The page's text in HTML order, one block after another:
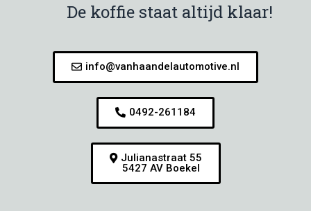
De koffie staat altijd klaar!
info@vanhaandelautomotive.nl
0492-261184
Julianastraat 55
5427 AV Boekel